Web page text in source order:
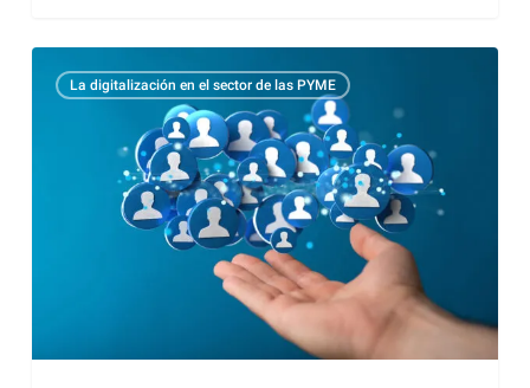
electrónico
de
La digitalización en el sector de las PYME